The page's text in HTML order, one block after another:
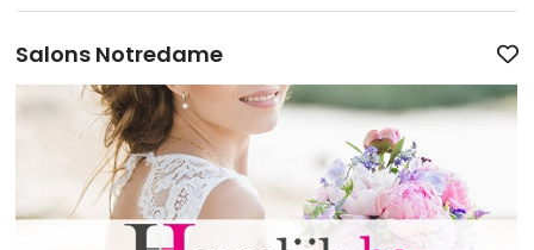
Salons Notredame